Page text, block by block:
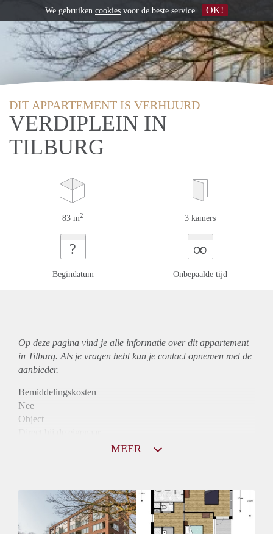
DIT APPARTEMENT IS VERHUURD
VERDIPLEIN IN
TILBURG
83 m2 3 kamers
?
Begindatum
∞
Onbepaalde tijd
Op deze pagina vind je alle informatie over ditappartement
in Tilburg. Als je vragen hebt kun je contact opnemen met de
aanbieder.
Bemiddelingskosten
Nee
Object
Huurtoeslag
Niet mogelijk
Inkomen eis
MEER
We gebruiken cookies voor de beste service OK!